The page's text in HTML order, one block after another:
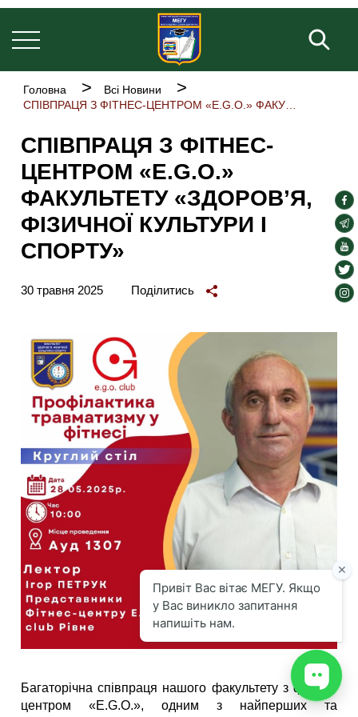
Перейти
до
основного
вмісту
Основна
Рядок
навіґації
Головна
Всі Новини
СПІВПРАЦЯ З ФІТНЕС-
ЦЕНТРОМ «E.G.O.»
ФАКУЛЬТЕТУ «ЗДОРОВ’Я,
ФІЗИЧНОЇ КУЛЬТУРИ І
СПОРТУ»
30 травня 2025 Поділитись
Багаторічна співпраця нашого факультету з фітнес-
центром «E.G.O.», одним з найперших та